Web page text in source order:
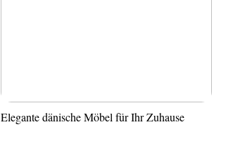
Elegante dänische Möbel für Ihr Zuhause